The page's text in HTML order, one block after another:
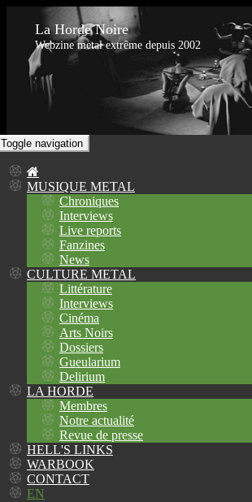
La Horde Noire
Webzine metal extrême depuis 2002
Toggle navigation
MUSIQUE METAL
Chroniques
Interviews
Live reports
Fanzines
News
CULTURE METAL
Littérature
Interviews
Cinéma
Arts Noirs
Dossiers
Gueularium
Delirium
LA HORDE
Membres
Notre actualité
Revue de presse
HELL'S LINKS
WARBOOK
CONTACT
EN